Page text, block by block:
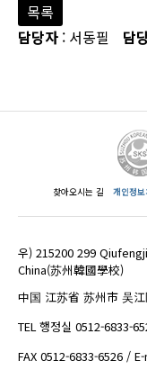
목록
담당자 : 서동필 담
찾아오시는 길 개인정
우) 215200 299
China(苏州韓國學校)
中国 江苏省 苏州市 吴
TEL 행정실 0512-6833-
FAX 0512-6833-6526 /